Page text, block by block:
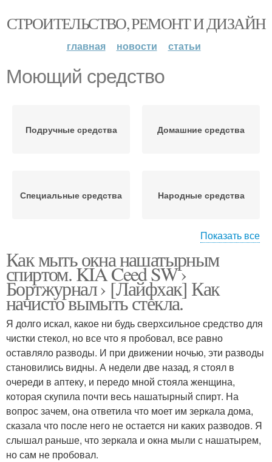
СТРОИТЕЛЬСТВО, РЕМОНТ И ДИЗАЙН
главная новости статьи
Моющий средство
Подручные средства Домашние средства
Специальные средства Народные средства
Средства для мытья Средство для мытья
Показать все
Как мыть окна нашатырным
спиртом. KIA Ceed SW ›
Бортжурнал › [Лайфхак] Как
начисто вымыть стекла.
Я долго искал, какое ни будь сверхсильное средство для
чистки стекол, но все что я пробовал, все равно
оставляло разводы. И при движении ночью, эти разводы
становились видны. А недели две назад, я стоял в
очереди в аптеку, и передо мной стояла женщина,
которая скупила почти весь нашатырный спирт. На
вопрос зачем, она ответила что моет им зеркала дома,
сказала что после него не остается ни каких разводов. Я
слышал раньше, что зеркала и окна мыли с нашатырем,
но сам не пробовал.